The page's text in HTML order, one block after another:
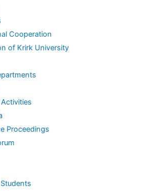
Cooperation
of Krirk University
Proceedings